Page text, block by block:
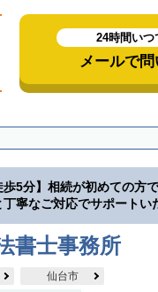
24時間いつ
メールで
歩5分】相続が初めての方
丁寧なご対応でサポートい
書士事務所
仙台市